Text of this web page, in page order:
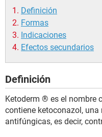
BIENESTAR
SEXUALIDAD
Definición
Formas
Indicaciones
Efectos secundarios
Definición
Ketoderm ® es el nombre
contiene ketoconazol,
antifúngicas, es decir,